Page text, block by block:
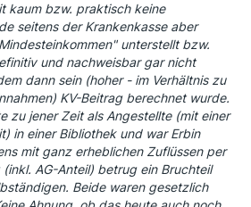
kaum bzw. praktisch keine
seitens der Krankenkasse aber
unterstellt bzw.
und nachweisbar gar nicht
dann sein (hoher - im Verhältnis zu
KV-Beitrag berechnet wurde.
zu jener Zeit als Angestellte (mit einer
in einer Bibliothek und war Erbin
mit ganz erheblichen Zuflüssen per
AG-Anteil) betrug ein Bruchteil
Beide waren gesetzlich